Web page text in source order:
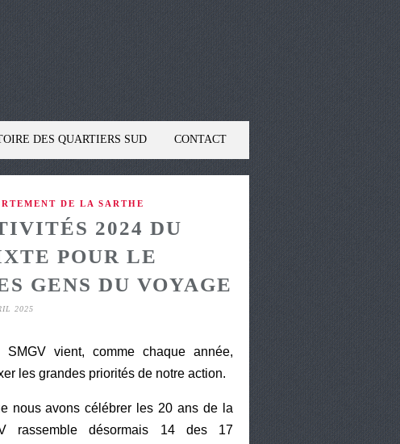
DES QUARTIERS SUD CONTACT
DE LA SARTHE
2024 DU
POUR LE
GENS DU VOYAGE
2025
vient, comme chaque année,
les grandes priorités de notre action.
nous avons célébrer les 20 ans de la
rassemble désormais 14 des 17